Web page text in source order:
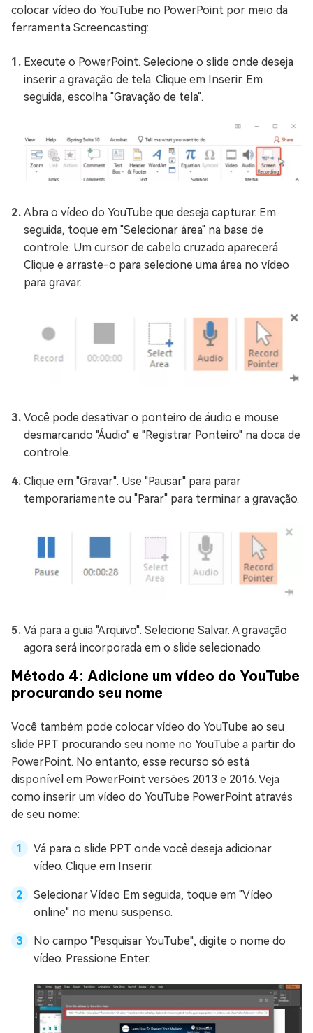
colocar vídeo do YouTube no PowerPoint por meio da
ferramenta Screencasting:
Execute o PowerPoint. Selecione o slide onde deseja
inserir a gravação de tela. Clique em Inserir. Em
seguida, escolha "Gravação de tela".
Abra o vídeo do YouTube que deseja capturar. Em
seguida, toque em "Selecionar área" na base de
controle. Um cursor de cabelo cruzado aparecerá.
Clique e arraste-o para selecione uma área no vídeo
para gravar.
Você pode desativar o ponteiro de áudio e mouse
desmarcando "Áudio" e "Registrar Ponteiro" na doca de
controle.
Clique em "Gravar". Use "Pausar" para parar
temporariamente ou "Parar" para terminar a gravação.
Vá para a guia "Arquivo". Selecione Salvar. A gravação
agora será incorporada em o slide selecionado.
Método 4: Adicione um vídeo do YouTube
procurando seu nome
Você também pode colocar vídeo do YouTube ao seu
slide PPT procurando seu nome no YouTube a partir do
PowerPoint. No entanto, esse recurso só está
disponível em PowerPoint versões 2013 e 2016. Veja
como inserir um vídeo do YouTube PowerPoint através
de seu nome:
Vá para o slide PPT onde você deseja adicionar
vídeo. Clique em Inserir.
Selecionar Vídeo Em seguida, toque em "Vídeo
online" no menu suspenso.
No campo "Pesquisar YouTube", digite o nome do
vídeo. Pressione Enter.